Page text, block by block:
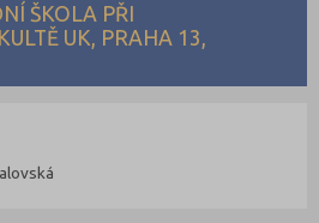
ŠKOLA PŘI
UK, PRAHA 13,